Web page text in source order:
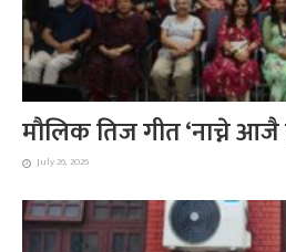
मौलिक तिज गीत ‘नाच्ने आजै
July 26, 2026